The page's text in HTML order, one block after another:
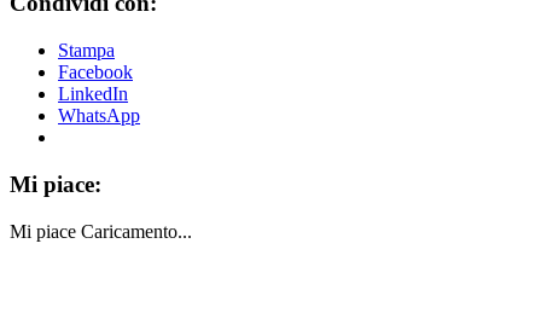
Stampa
Facebook
LinkedIn
WhatsApp
Mi piace:
Mi piace Caricamento...